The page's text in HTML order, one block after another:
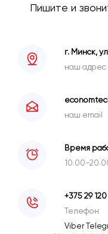
Пишите и
г. Минск,
наш адрес
наш email
Время
10.00-
+375 29
Телефон
Viber